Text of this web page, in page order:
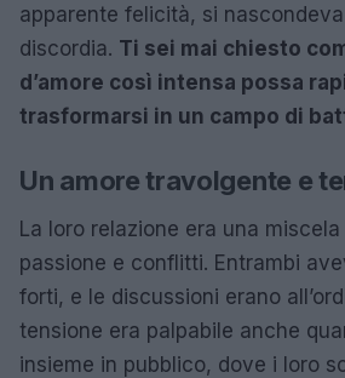
apparente felicità, si
discordia. Ti sei mai chiesto
d’amore così intensa possa
trasformarsi in un campo di
Un amore travolgente e
La loro relazione era una
passione e conflitti. Entrambi
forti, e le discussioni erano
tensione era palpabile anche
insieme in pubblico, dove i loro